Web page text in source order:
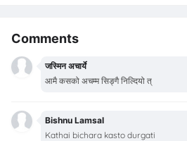
Comments
जस्मिन अचार्ये
आमै कसको अचम्म सिङ्गै निल्दियो त्
Bishnu Lamsal
Kathai bichara kasto durgati